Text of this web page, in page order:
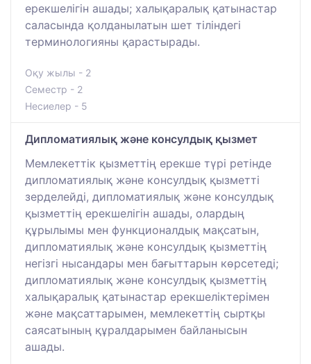
ерекшелігін ашады; халықаралық қатынастар
саласында қолданылатын шет тіліндегі
терминологияны қарастырады.
Оқу жылы - 2
Семестр - 2
Несиелер - 5
Дипломатиялық және консулдық қызмет
Мемлекеттік қызметтің ерекше түрі ретінде
дипломатиялық және консулдық қызметті
зерделейді, дипломатиялық және консулдық
қызметтің ерекшелігін ашады, олардың
құрылымы мен функционалдық мақсатын,
дипломатиялық және консулдық қызметтің
негізгі нысандары мен бағыттарын көрсетеді;
дипломатиялық және консулдық қызметтің
халықаралық қатынастар ерекшеліктерімен
және мақсаттарымен, мемлекеттің сыртқы
саясатының құралдарымен байланысын
ашады.